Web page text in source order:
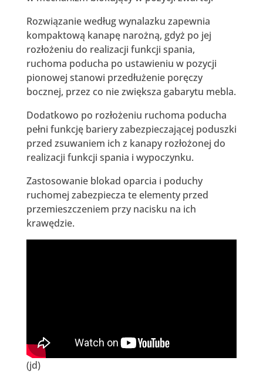
Rozwiązanie według wynalazku zapewnia
kompaktową kanapę narożną, gdyż po jej
rozłożeniu do realizacji funkcji spania,
ruchoma poducha po ustawieniu w pozycji
pionowej stanowi przedłużenie poręczy
bocznej, przez co nie zwiększa gabarytu mebla.
Dodatkowo po rozłożeniu ruchoma poducha
pełni funkcję bariery zabezpieczającej poduszki
przed zsuwaniem ich z kanapy rozłożonej do
realizacji funkcji spania i wypoczynku.
Zastosowanie blokad oparcia i poduchy
ruchomej zabezpiecza te elementy przed
przemieszczeniem przy nacisku na ich
krawędzie.
(jd)